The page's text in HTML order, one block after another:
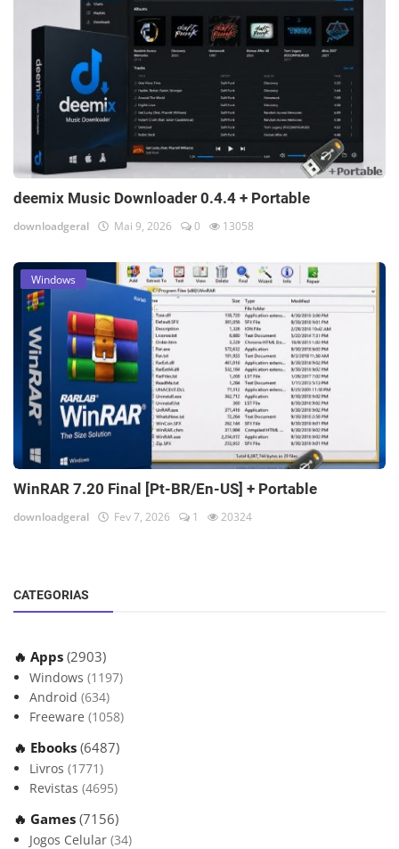
deemix Music Downloader 0.4.4 + Portable
downloadgeral Mai 9, 2026 0 13058
Windows
WinRAR 7.20 Final [Pt-BR/En-US] + Portable
downloadgeral Fev 7, 2026 1 20324
CATEGORIAS
🔥 Apps (2903)
Windows (1197)
Android (634)
Freeware (1058)
🔥 Ebooks (6487)
Livros (1771)
Revistas (4695)
🔥 Games (7156)
Jogos Celular (34)